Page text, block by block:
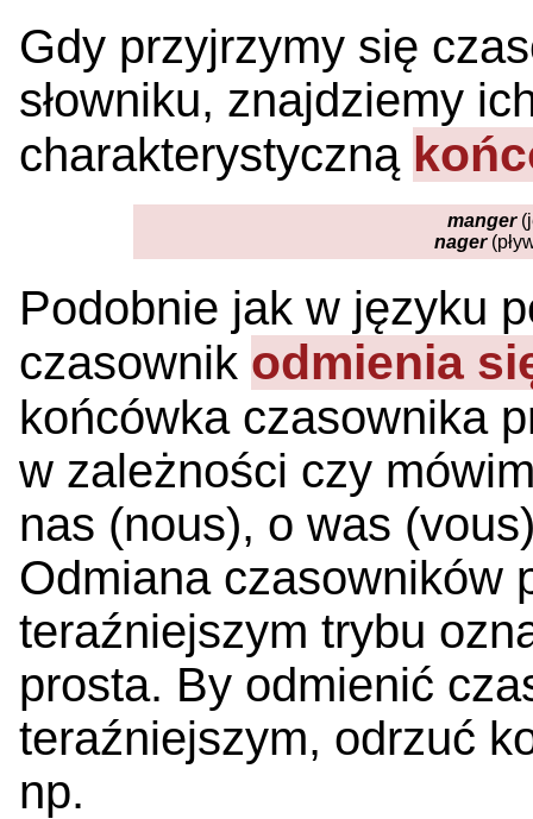
Gdy przyjrzymy się
słowniku, znajdziemy
charakterystyczną
manger
nager
Podobnie jak w języku
czasownik odmienia
końcówka czasownika
w zależności czy
nas (nous), o was
Odmiana czasowników
teraźniejszym trybu
prosta. By odmienić
teraźniejszym, odrzuć
np.